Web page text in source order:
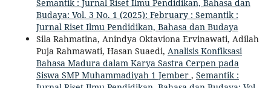
Semantik : Jurnal Riset Ilmu Pendidikan, Bahasa dan
Budaya: Vol. 3 No. 1 (2025): February : Semantik :
Jurnal Riset Ilmu Pendidikan, Bahasa dan Budaya
Sila Rahmatina, Anindya Oktaviona Ervinawati, Adilah
Puja Rahmawati, Hasan Suaedi, Analisis Konfiksasi
Bahasa Madura dalam Karya Sastra Cerpen pada
Siswa SMP Muhammadiyah 1 Jember , Semantik :